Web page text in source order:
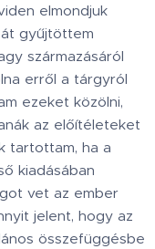
elmondjuk
gyűjtöttem
származásáról
erről a tárgyról
ezeket közölni,
az előítéleteket
tartottam, ha a
kiadásában
vet az ember
jelent, hogy az
összefüggésbe